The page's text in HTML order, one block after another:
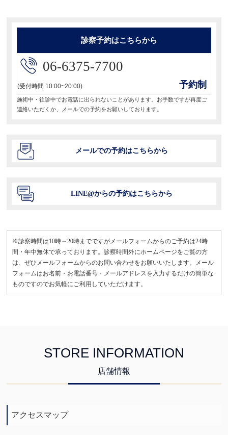
診察予約はこちらから
06-6375-7700
(受付時間 10:00~20:00) 予約制
施術中・往診中でお電話に出られないことがあります。お手数ですが再度ご
連絡いただくか、メールでの予約をお願いしております。
メールでの予約はこちらから
LINE@からの予約はこちらから
※診察時間は10時～20時までですがメールフォームからのご予約は24時
間・年中無休で承っております。診察時間外にホームページをご覧の方
は、ぜひメールフォームからのお問い合わせをお願いいたします。メール
フォームはお名前・お電話番号・メールアドレスを入力するだけの簡単な
ものですのでお気軽にご利用していただけます。
STORE INFORMATION
店舗情報
アクセスマップ